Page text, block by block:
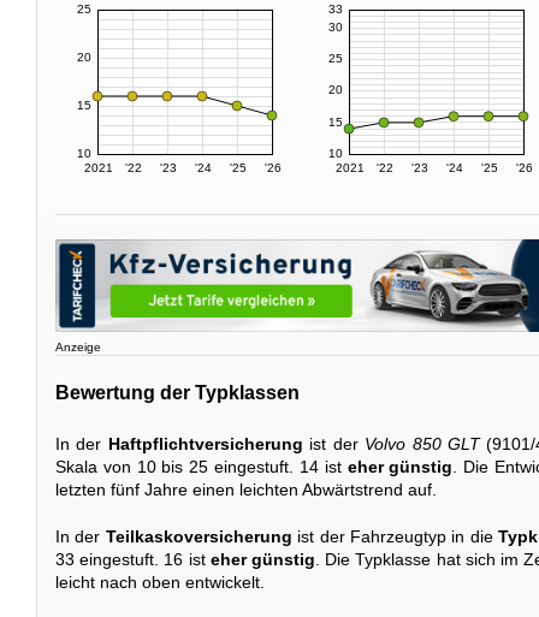
2021 '22 '23 '24 '25 '26
10
15
20
25
2021 '22 '23 '24 '25 '26
10
15
20
25
30
33
Anzeige
Bewertung der Typklassen
In der Haftpflichtversicherung ist der Volvo 850 GLT
Skala von 10 bis 25 eingestuft. 14 ist eher günstig . Die
letzten fünf Jahre einen leichten Abwärtstrend auf.
In der Teilkaskoversicherung ist der Fahrzeugtyp in die
33 eingestuft. 16 ist eher günstig . Die Typklasse hat sich im
leicht nach oben entwickelt.